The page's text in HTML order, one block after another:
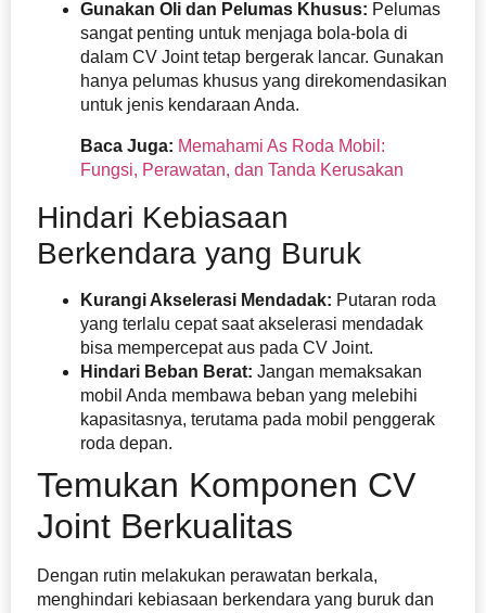
Gunakan Oli dan Pelumas Khusus: Pelumas
sangat penting untuk menjaga bola-bola di
dalam CV Joint tetap bergerak lancar. Gunakan
hanya pelumas khusus yang direkomendasikan
untuk jenis kendaraan Anda.
Baca Juga: Memahami As Roda Mobil:
Fungsi, Perawatan, dan Tanda Kerusakan
Hindari Kebiasaan
Berkendara yang Buruk
Kurangi Akselerasi Mendadak: Putaran roda
yang terlalu cepat saat akselerasi mendadak
bisa mempercepat aus pada CV Joint.
Hindari Beban Berat: Jangan memaksakan
mobil Anda membawa beban yang melebihi
kapasitasnya, terutama pada mobil penggerak
roda depan.
Temukan Komponen CV
Joint Berkualitas
Dengan rutin melakukan perawatan berkala,
menghindari kebiasaan berkendara yang buruk dan